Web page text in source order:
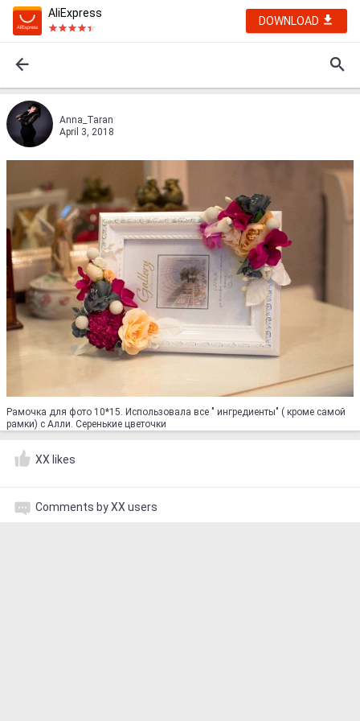
AliExpress
DOWNLOAD
Anna_Taran
April 3, 2018
Рамочка для фото 10*15. Использовала все " ингредиенты" ( кроме самой
рамки) с Алли. Серенькие цветочки
XX likes
Comments by XX users